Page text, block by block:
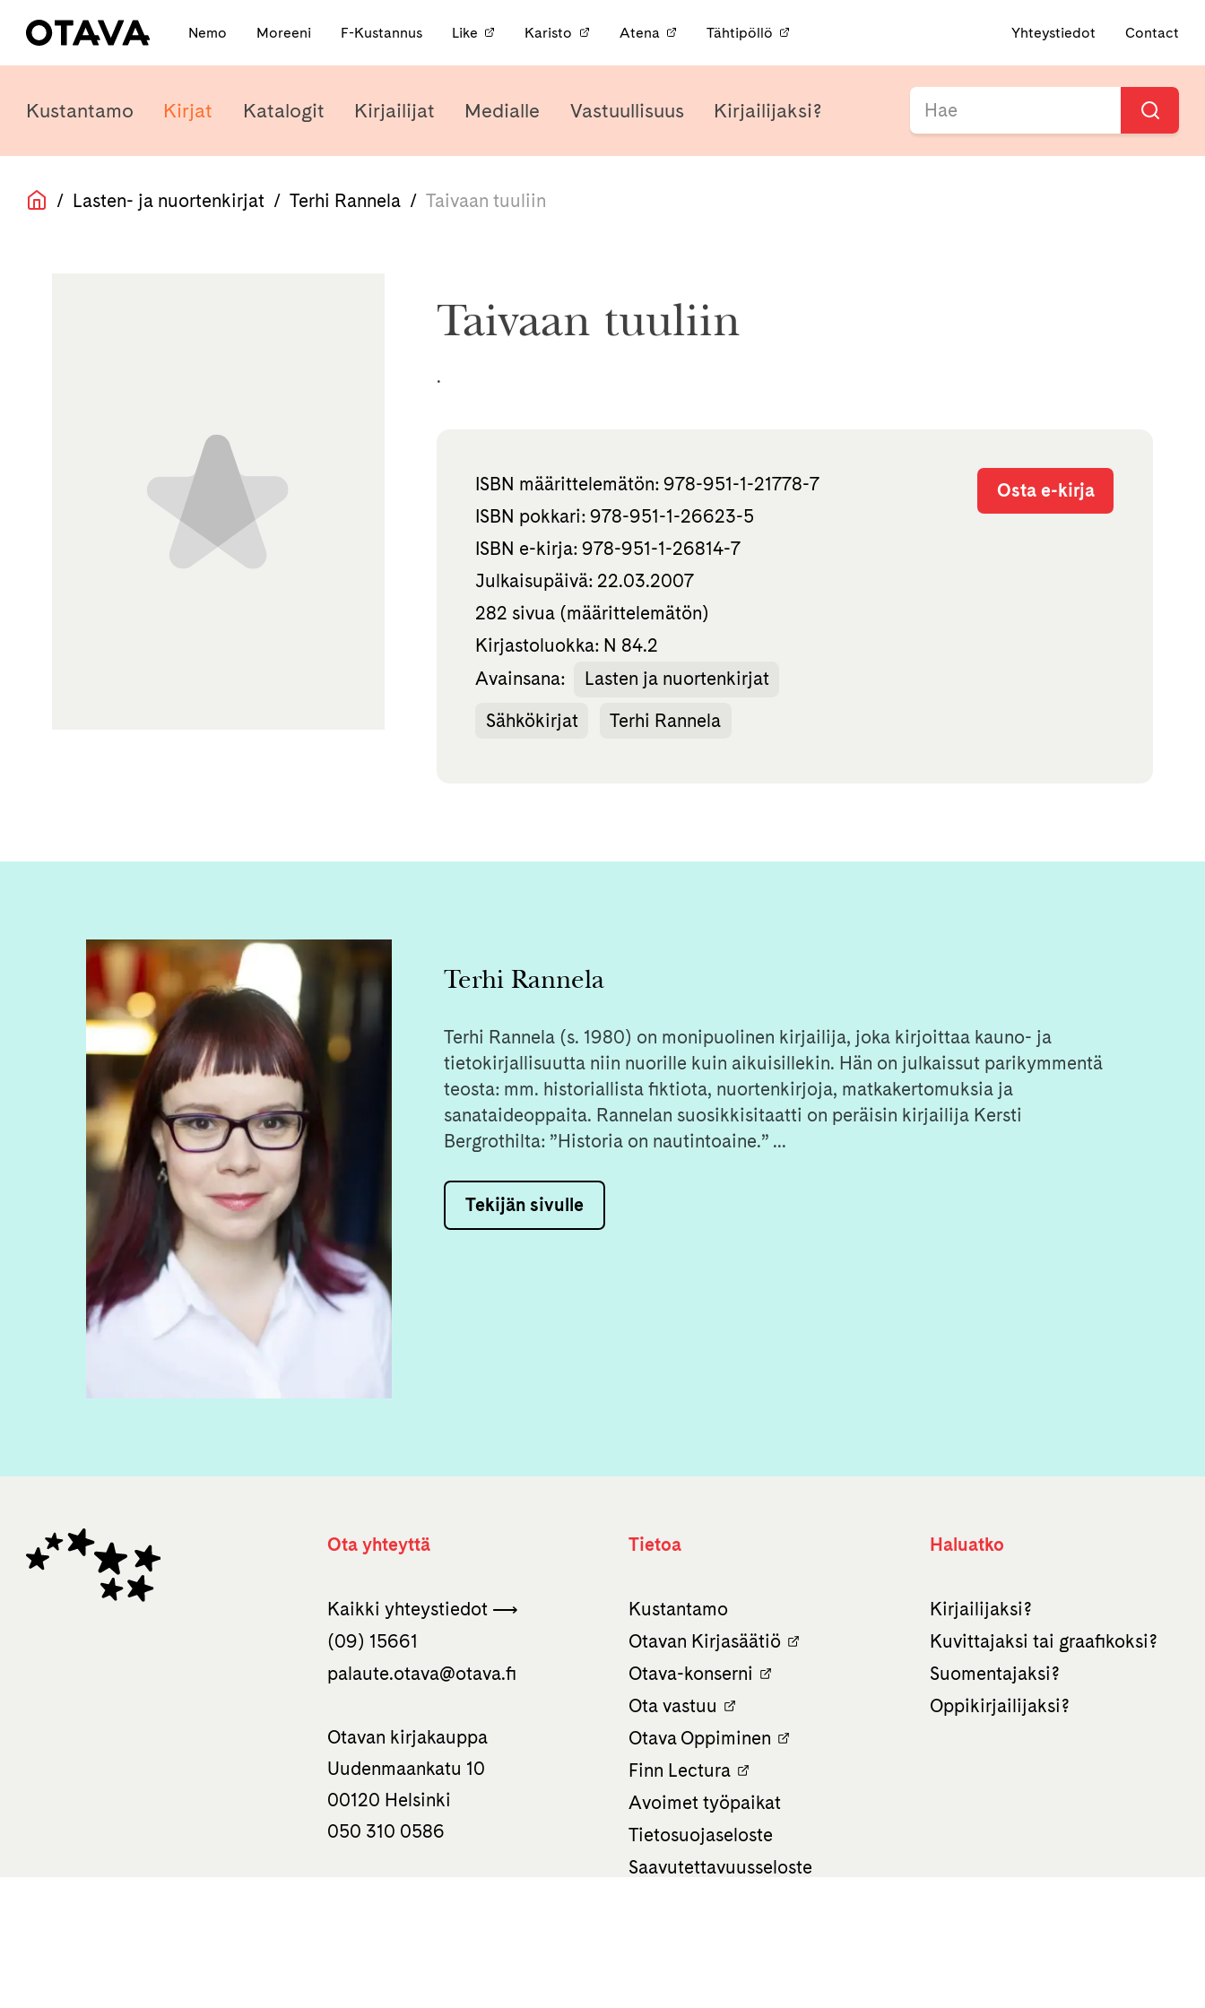
Nemo Moreeni F-Kustannus Like Karisto Atena Tähtipöllö Yhteystiedot Contact
Kustantamo Kirjat Katalogit Kirjailijat Medialle Vastuullisuus Kirjailijaksi?
/ Lasten- ja nuortenkirjat / Terhi Rannela / Taivaan tuuliin
Taivaan tuuliin
.
ISBN määrittelemätön: 978-951-1-21778-7
ISBN pokkari: 978-951-1-26623-5
ISBN e-kirja: 978-951-1-26814-7
Julkaisupäivä: 22.03.2007
282 sivua (määrittelemätön)
Kirjastoluokka: N 84.2
Avainsana:
Lasten ja nuortenkirjat
Sähkökirjat
Terhi Rannela
Osta e-kirja
Terhi Rannela
Terhi Rannela (s. 1980) on monipuolinen kirjailija, joka kirjoittaa kauno- ja
tietokirjallisuutta niin nuorille kuin aikuisillekin. Hän on julkaissut parikymmentä
teosta: mm. historiallista fiktiota, nuortenkirjoja, matkakertomuksia ja
sanataideoppaita. Rannelan suosikkisitaatti on peräisin kirjailija Kersti
Bergrothilta: ”Historia on nautintoaine.” ...
Tekijän sivulle
Ota yhteyttä
Kaikki yhteystiedot ⟶
(09) 15661
palaute.otava­@otava.fi
Otavan kirjakauppa
Uudenmaankatu 10
00120 Helsinki
050 310 0586
Tietoa
Kustantamo
Otavan Kirjasäätiö
Otava-konserni
Ota vastuu
Otava Oppiminen
Finn Lectura
Avoimet työpaikat
Tietosuojaseloste
Saavutettavuusseloste
Haluatko
Kirjailijaksi?
Kuvittajaksi tai graafikoksi?
Suomentajaksi?
Oppikirjailijaksi?